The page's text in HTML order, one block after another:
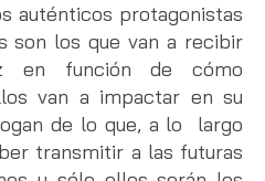
protagonistas
son los que van a recibir
en función de cómo
van a impactar en su
de lo que, a lo largo
transmitir a las futuras